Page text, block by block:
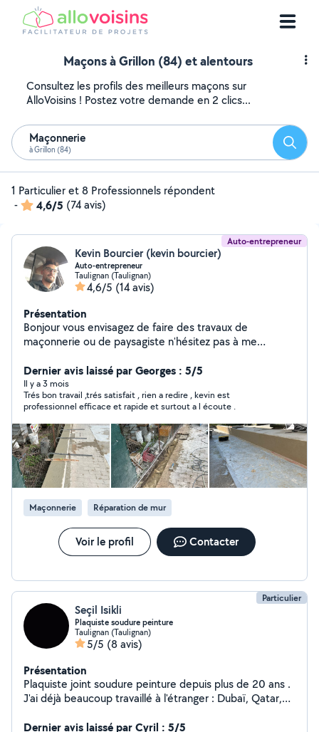
Maçons à Grillon (84) et alentours
Consultez les profils des meilleurs maçons sur
AlloVoisins ! Postez votre demande en 2 clics...
Maçonnerie
à Grillon (84)
1 Particulier et 8 Professionnels répondent
-
4,6/5 (74 avis)
Auto-entrepreneur
Kevin Bourcier (kevin bourcier)
Auto-entrepreneur
Taulignan (Taulignan)
4,6/5 (14 avis)
Présentation
Bonjour vous envisagez de faire des travaux de
maçonnerie ou de paysagiste n'hésitez pas à me
de l'expérience dans le domaine paysagiste (élagage,
abattage, taille de haies,Irrigation ,goutte à
goutte,arrosage automatique).création de divers
massifs.Maçonnerie ,(mur en aglo, dalle béton,
carrelage, murs de soutènement, mur de clôture,
clôture rigide ou autre ),n'hésitez pas à me contacter
pour un devis personnalisé en fonction de vos besoins
et de vos attentes je reste à votre disposition
cordialement Kévin
Dernier avis laissé par Georges : 5/5
Il y a 3 mois
Trés bon travail ,trés satisfait , rien a redire , kevin est
professionnel efficace et rapide et surtout a l écoute .
Maçonnerie Réparation de mur
Voir le profil Contacter
Particulier
Seçil Isikli
Plaquiste soudure peinture
Taulignan (Taulignan)
5/5 (8 avis)
Présentation
Plaquiste joint soudure peinture depuis plus de 20 ans .
J'ai déjà beaucoup travaillé à l'étranger : Dubaï, Qatar,
Dernier avis laissé par Cyril : 5/5